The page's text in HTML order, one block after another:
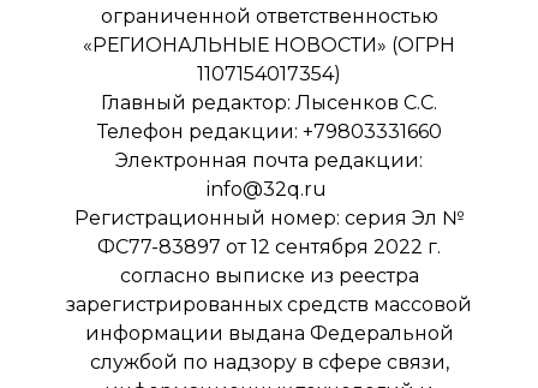
ограниченной ответственностью
«РЕГИОНАЛЬНЫЕ НОВОСТИ» (ОГРН
1107154017354)
Главный редактор: Лысенков С.С.
Телефон редакции: +79803331660
Электронная почта редакции:
info@32q.ru
Регистрационный номер: серия Эл №
ФС77-83897 от 12 сентября 2022 г.
согласно выписке из реестра
зарегистрированных средств массовой
информации выдана Федеральной
службой по надзору в сфере связи,